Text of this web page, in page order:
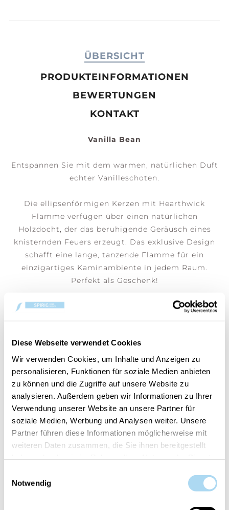
Diese Webseite verwendet Cookies
Wir verwenden Cookies, um Inhalte und Anzeigen zu
personalisieren, Funktionen für soziale Medien anbieten
zu können und die Zugriffe auf unsere Website zu
analysieren. Außerdem geben wir Informationen zu Ihrer
Verwendung unserer Website an unsere Partner für
soziale Medien, Werbung und Analysen weiter. Unsere
Partner führen diese Informationen möglicherweise mit
weiteren Daten zusammen, die Sie ihnen bereitgestellt
Notwendig
ÜBERSICHT
PRODUKTEINFORMATIONEN
BEWERTUNGEN
KONTAKT
Vanilla Bean
Entspannen Sie mit dem warmen, natürlichen Duft
echter Vanilleschoten.
Die ellipsenförmigen Kerzen mit Hearthwick
Flamme verfügen über einen natürlichen
Holzdocht, der das beruhigende Geräusch eines
knisternden Feuers erzeugt. Das exklusive Design
schafft eine lange, tanzende Flamme für ein
einzigartiges Kaminambiente in jedem Raum.
Perfekt als Geschenk!
GEKAUFT HABEN, HABEN AUCH
GEKAUFT
50%